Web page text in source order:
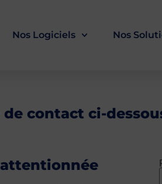
Nos Logiciels Nos
contact ci-